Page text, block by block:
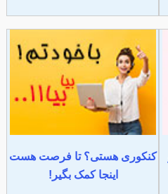
کنکوری هستی؟ تا فرصت هست
اینجا کمک بگیر!